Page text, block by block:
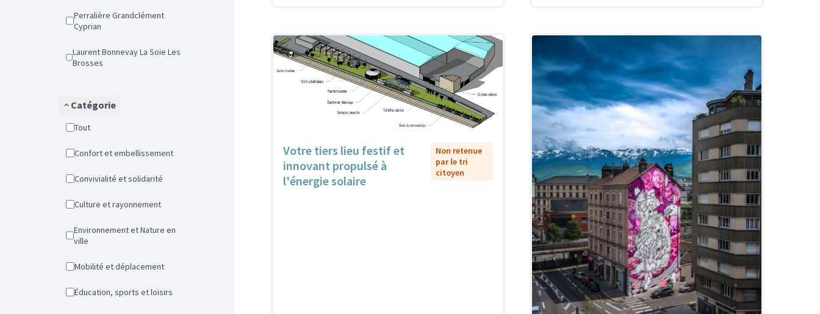
Perralière Grandclément
Cyprian
Laurent Bonnevay La Soie Les
Brosses
Catégorie
Tout
Confort et embellissement
Convivialité et solidarité
Culture et rayonnement
Environnement et Nature en
ville
Mobilité et déplacement
Éducation, sports et loisirs
Votre tiers lieu festif et
innovant propulsé à
l'énergie solaire
Non retenue
par le tri
citoyen